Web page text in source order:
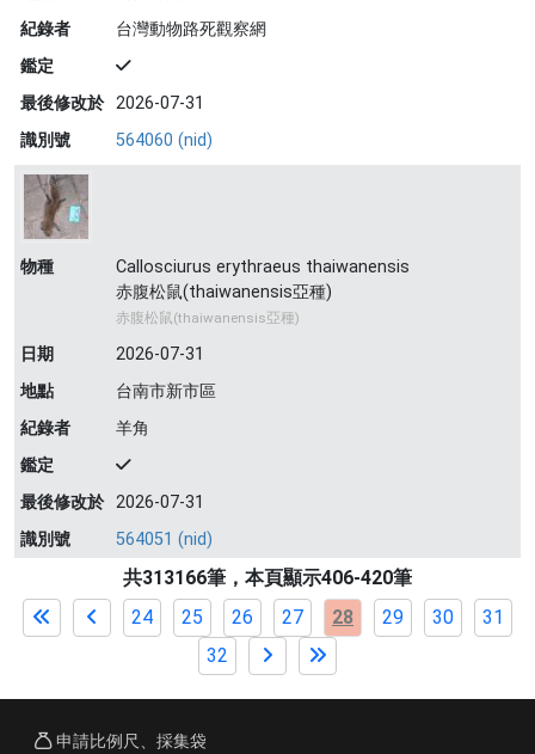
紀錄者
台灣動物路死觀察網
鑑定
最後修改於 2026-07-31
識別號
564060 (nid)
物種
Callosciurus erythraeus thaiwanensis
赤腹松鼠(thaiwanensis亞種)
赤腹松鼠(thaiwanensis亞種)
日期
2026-07-31
地點
台南市新市區
紀錄者
羊角
鑑定
最後修改於 2026-07-31
識別號
564051 (nid)
共313166筆，本頁顯示406-420筆
24
25 26 27 28 29 30
31
32
申請比例尺、採集袋